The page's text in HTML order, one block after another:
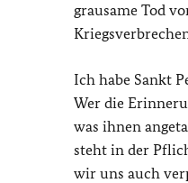
grausame Tod
Ich habe Sankt
Wer die
was ihnen
steht in der
wir uns auch